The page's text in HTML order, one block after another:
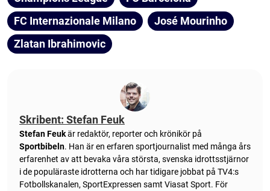
FC Internazionale Milano
José Mourinho
Zlatan Ibrahimovic
Skribent: Stefan Feuk
Stefan Feukär redaktör, reporter och krönikör på
Sportbibeln. Han är en erfaren sportjournalist med många års
erfarenhet av att bevaka våra största, svenska idrottsstjärnor
i de populäraste idrotterna och har tidigare jobbat på TV4:s
Fotbollskanalen, SportExpressen samt Viasat Sport. För